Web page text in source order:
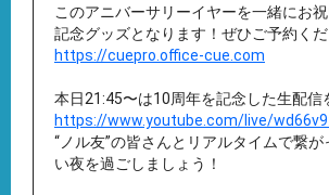
このアニバーサリーイヤーを一緒にお
記念グッズとなります！ぜひご予約くだ
https://cuepro.office-cue.com
本日21:45〜は10周年を記念した生配信
https://www.youtube.com/live/
“ノル友”の皆さんとリアルタイムで繋
い夜を過ごしましょう！